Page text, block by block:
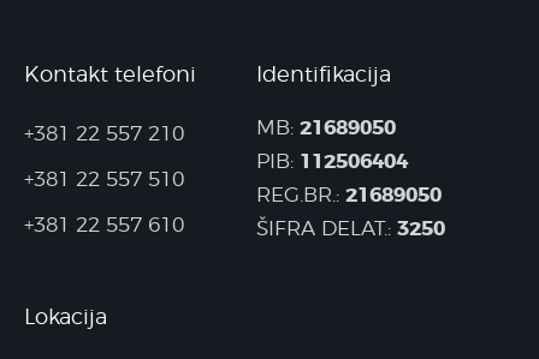
Kontakt telefoni
+381 22 557 210
+381 22 557 510
+381 22 557 610
Identifikacija
MB: 21689050
PIB: 112506404
REG.BR.: 21689050
ŠIFRA DELAT.: 3250
Lokacija